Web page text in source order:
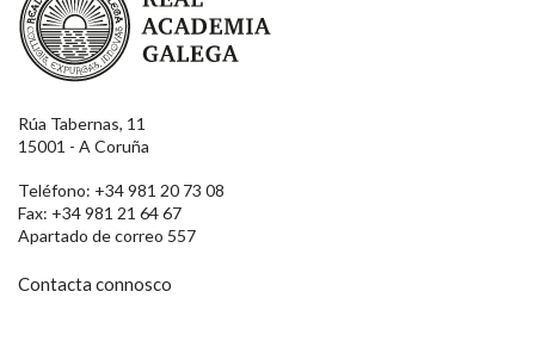
Rúa Tabernas, 11
15001 - A Coruña
Teléfono: +34 981 20 73 08
Fax: +34 981 21 64 67
Apartado de correo 557
Contacta connosco